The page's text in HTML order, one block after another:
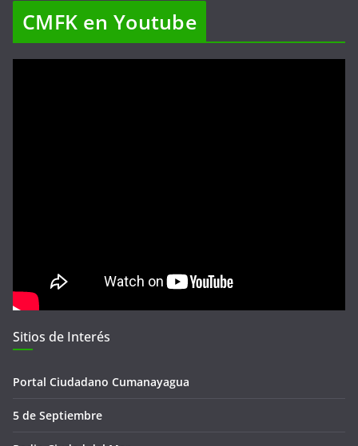
CMFK en Youtube
Sitios de Interés
Portal Ciudadano Cumanayagua
5 de Septiembre